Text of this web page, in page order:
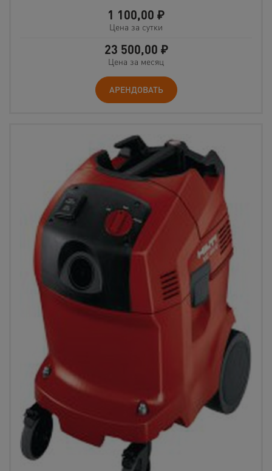
1 100,00 ₽
Цена за сутки
23 500,00 ₽
Цена за месяц
АРЕНДОВАТЬ